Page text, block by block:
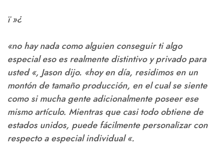
ï »¿
«no hay nada como alguien conseguir ti algo
especial eso es realmente distintivo y privado para
usted «, Jason dijo. «hoy en día, residimos en un
montón de tamaño producción, en el cual se siente
como si mucha gente adicionalmente poseer ese
mismo artículo. Mientras que casi todo obtiene de
estados unidos, puede fácilmente personalizar con
respecto a especial individual «.